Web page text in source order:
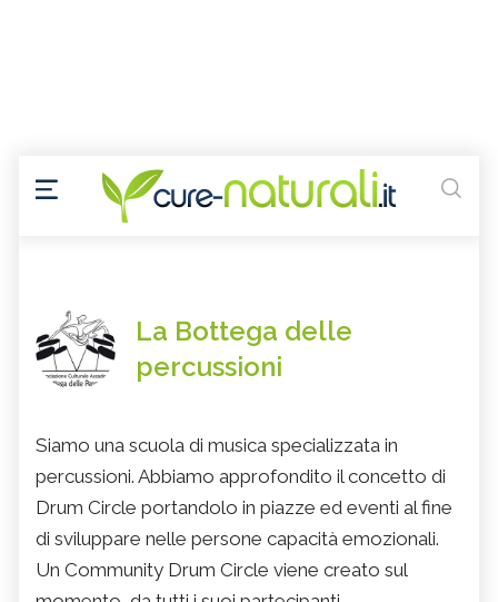
La Bottega delle
percussioni
Siamo una scuola di musica specializzata in
percussioni. Abbiamo approfondito il concetto di
Drum Circle portandolo in piazze ed eventi al fine
di sviluppare nelle persone capacità emozionali.
Un Community Drum Circle viene creato sul